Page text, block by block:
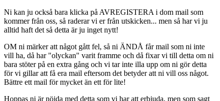
Ni kan ju också bara klicka på AVREGISTERA i dom mail som
kommer från oss, så raderar vi er från utskicken... men så har vi ju
alltid haft det så detta är ju inget nytt!
OM ni märker att något gått fel, så ni ÄNDÅ får mail som ni inte
vill ha, då har "olyckan" varit framme och då fixar vi till detta om ni
bara stöter på en extra gång och vi tar inte illa upp om ni gör detta
för vi gillar att få era mail eftersom det betyder att ni vill oss något.
Bättre ett mail för mycket än ett för lite!
Hoppas ni är nöjda med detta som vi har att erbjuda, men som sagt